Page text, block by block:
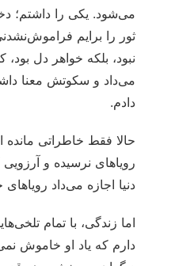
ثور را برایم
نبود، بلکه خواهر دل
می‌داد و سکوتش معنا
دادم.
حالا فقط خاطراتی مانده
رویاهای نرسیده و
دنیا اجازه می‌داد
اما زندگی، با تمام
دارم که یاد او خاموش